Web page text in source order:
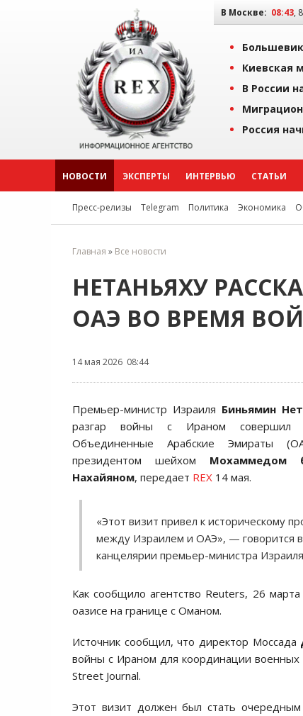
В Москве: 08:43,
Киевская
В России
Россия
НОВОСТИ ЭКСПЕРТЫ ИНТЕРВЬЮ СТАТЬИ
Пресс-релизы Telegram Политика Экономика
Главная » Все новости
НЕТАНЬЯХУ
ОАЭ ВО ВРЕМЯ
14 мая 2026 08:44
Премьер-министр Израиля Биньямин
разгар войны с Ираном совершил
Объединенные Арабские Эмираты
президентом шейхом Мохаммедом
Нахайяном, передает REX 14 мая.
«Этот визит привел к историческому
между Израилем и ОАЭ», — говорится
канцелярии премьер-министра
Как сообщило агентство Reuters, 26
оазисе на границе с Оманом.
Источник сообщил, что директор Моссада
войны с Ираном для координации военных
Street Journal.
Этот визит должен был стать